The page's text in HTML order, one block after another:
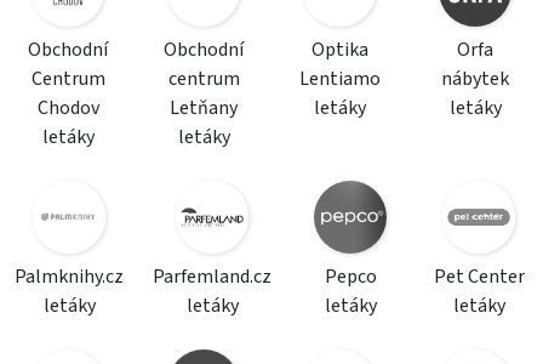
Obchodní
Centrum
Chodov
letáky
Obchodní
centrum
Letňany
letáky
Optika
Lentiamo
letáky
Orfa
nábytek
letáky
Palmknihy.cz
letáky
Parfemland.cz
letáky
Pepco
letáky
Pet Center
letáky